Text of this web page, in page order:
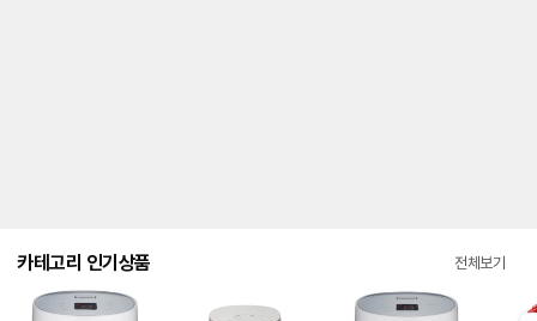
카테고리 인기상품 전체보기